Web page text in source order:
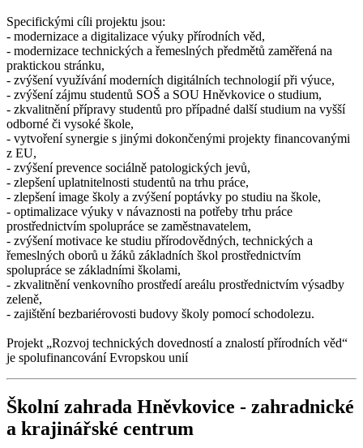
Specifickými cíli projektu jsou:
- modernizace a digitalizace výuky přírodních věd,
- modernizace technických a řemeslných předmětů zaměřená na
praktickou stránku,
- zvýšení využívání moderních digitálních technologií při výuce,
- zvýšení zájmu studentů SOŠ a SOU Hněvkovice o studium,
- zkvalitnění přípravy studentů pro případné další studium na vyšší
odborné či vysoké škole,
- vytvoření synergie s jinými dokončenými projekty financovanými
z EU,
- zvýšení prevence sociálně patologických jevů,
- zlepšení uplatnitelnosti studentů na trhu práce,
- zlepšení image školy a zvýšení poptávky po studiu na škole,
- optimalizace výuky v návaznosti na potřeby trhu práce
prostřednictvím spolupráce se zaměstnavatelem,
- zvýšení motivace ke studiu přírodovědných, technických a
řemeslných oborů u žáků základních škol prostřednictvím
spolupráce se základními školami,
- zkvalitnění venkovního prostředí areálu prostřednictvím výsadby
zeleně,
- zajištění bezbariérovosti budovy školy pomocí schodolezu.
Projekt „Rozvoj technických dovedností a znalostí přírodních věd“
je spolufinancování Evropskou unií
Školní zahrada Hněvkovice - zahradnické
a krajinářské centrum